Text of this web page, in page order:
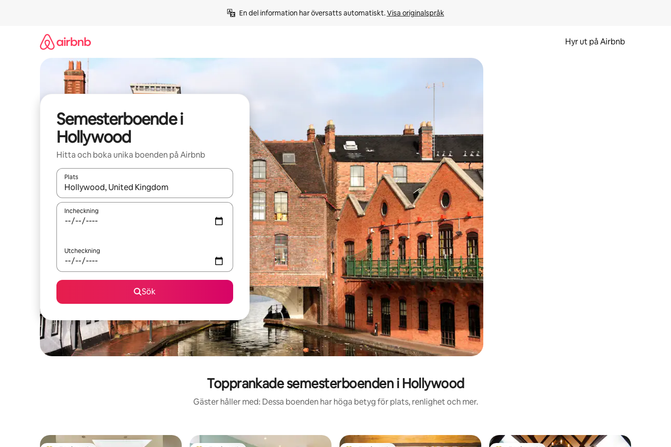
En del information har översatts automatiskt. Visa originalspråk
Hyr ut på Airbnb
Semesterboende i
Hollywood
Hitta och boka unika boenden på Airbnb
Plats
När resultaten är tillgängliga kan du navigera med upp- och nedåtpilarna eller utforska genom att trycka eller svepa.
Incheckning
Utcheckning
Sök
Topprankade semesterboenden i Hollywood
Gäster håller med: Dessa boenden har höga betyg för plats, renlighet och mer.